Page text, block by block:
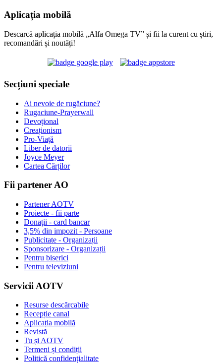
Aplicația mobilă
Descarcă aplicația mobilă „Alfa Omega TV” și fii la curent cu știri,
recomandări și noutăți!
Secțiuni speciale
Ai nevoie de rugăciune?
Rugaciune-Prayerwall
Devoțional
Creaționism
Pro-Viață
Liber de datorii
Joyce Meyer
Cartea Cărților
Fii partener AO
Partener AOTV
Proiecte - fii parte
Donații - card bancar
3,5% din impozit - Persoane
Publicitate - Organizații
Sponsorizare - Organizații
Pentru biserici
Pentru televiziuni
Servicii AOTV
Resurse descărcabile
Recepție canal
Aplicația mobilă
Revistă
Tu și AOTV
Termeni și condiții
Politică confidențialitate